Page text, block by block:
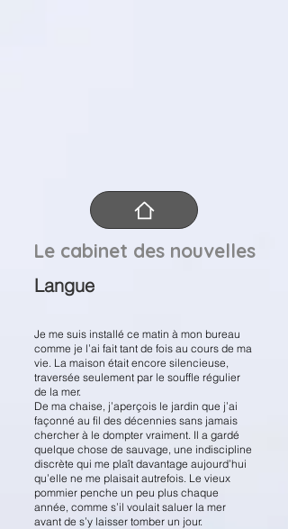
Le cabinet des nouvelles
Langue
Je me suis installé ce matin à mon bureau
comme je l’ai fait tant de fois au cours de ma
vie. La maison était encore silencieuse,
traversée seulement par le souffle régulier
de la mer.
De ma chaise, j’aperçois le jardin que j’ai
façonné au fil des décennies sans jamais
chercher à le dompter vraiment. Il a gardé
quelque chose de sauvage, une indiscipline
discrète qui me plaît davantage aujourd’hui
qu’elle ne me plaisait autrefois. Le vieux
pommier penche un peu plus chaque
année, comme s’il voulait saluer la mer
avant de s’y laisser tomber un jour.